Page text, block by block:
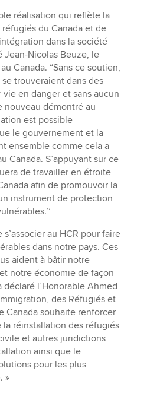
réalisation qui reflète la
du Canada et de
dans la société
Jean-Nicolas Beuze, le
Canada. “Sans ce soutien,
trouveraient dans des
en danger et sans aucun
nouveau démontré au
est possible
le gouvernement et la
ensemble comme cela a
Canada. S’appuyant sur ce
de travailler en étroite
afin de promouvoir la
instrument de protection
au HCR pour faire
dans notre pays. Ces
aident à bâtir notre
notre économie de façon
l’Honorable Ahmed
des Réfugiés et
Canada souhaite renforcer
la réinstallation des réfugiés
et autres juridictions
ainsi que le
pour les plus
»